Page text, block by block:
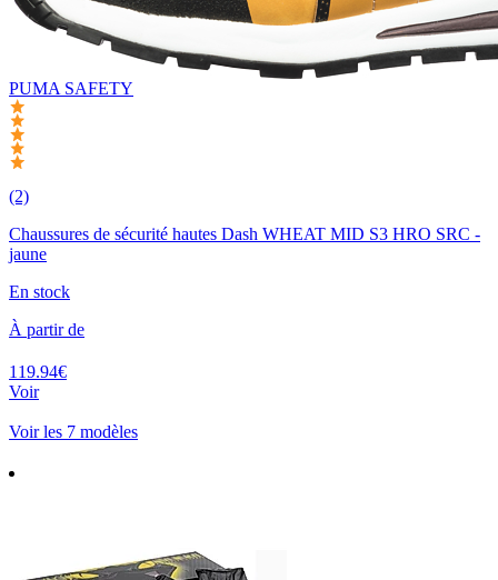
PUMA SAFETY
(2)
Chaussures de sécurité hautes Dash WHEAT MID S3 HRO SRC -
jaune
En stock
À partir de
119.94€
Voir
Voir les 7 modèles